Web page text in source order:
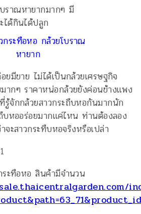
กระทือหอ กล้วยโบราณ
หายาก
ยมีขาย ไม่ได้เป็นกล้วยเศรษฐกิจ
ากๆ ราคาหน่อกล้วยยังค่อนข้างแพง
จักกล้วยสาวกระถืบหอกันมากนัก
บหออร่อยมากแค่ไหน ท่านต้องลอง
ะสาวกระทืบหอจริงหรือเปล่า
ระทือหอ สินค้ามีจำนวน